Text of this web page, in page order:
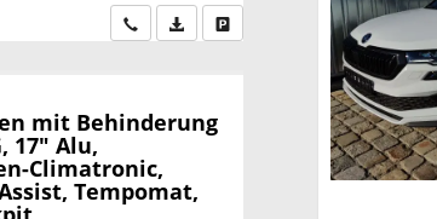
Wir rufen Sie anPDF-Datei, Fahrzeugexposé drucken
Drucken, parken oder
mit Behinderung
17" Alu,
Climatronic,
Tempomat,